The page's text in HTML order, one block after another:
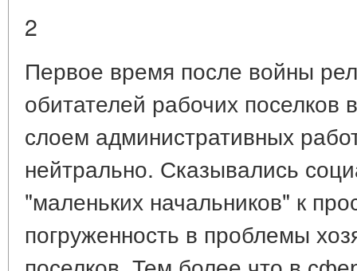
2
Первое время после войны
обитателей рабочих
слоем административных
нейтрально. Сказывались
"маленьких начальников" к
погруженность в проблемы